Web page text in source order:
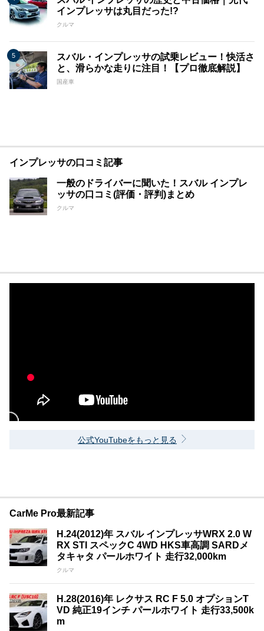
インプレッサは丸目だった!?
クルマ
スバル・インプレッサの試乗レビュー！快活さ
と、滑らかな走りに注目！【プロ徹底解説】
国産車
インプレッサの口コミ記事
一般のドライバーに聞いた！スバル インプレ
ッサの口コミ(評価・評判)まとめ
クルマ
公式YouTubeをもっと見る
CarMe Pro最新記事
H.24(2012)年 スバル インプレッサWRX 2.0 W
RX STI スペックC 4WD HKS車高調 SARDメ
タキャタ パールホワイト 走行32,000km
クルマ
H.28(2016)年 レクサス RC F 5.0 オプションT
VD 純正19インチ パールホワイト 走行33,500k
m